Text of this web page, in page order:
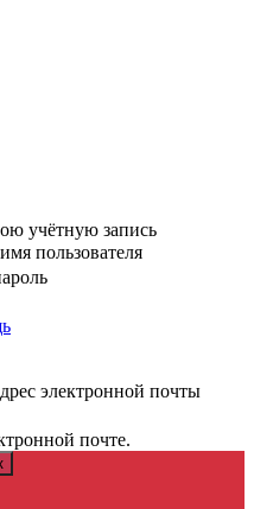
учётную запись
пользователя
электронной почты
почте.